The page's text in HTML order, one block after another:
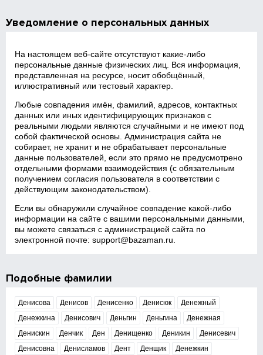
Уведомление о персональных данных
На настоящем веб‑сайте отсутствуют какие‑либо
персональные данные физических лиц. Вся информация,
представленная на ресурсе, носит обобщённый,
иллюстративный или тестовый характер.
Любые совпадения имён, фамилий, адресов, контактных
данных или иных идентифицирующих признаков с
реальными людьми являются случайными и не имеют под
собой фактической основы. Администрация сайта не
собирает, не хранит и не обрабатывает персональные
данные пользователей, если это прямо не предусмотрено
отдельными формами взаимодействия (с обязательным
получением согласия пользователя в соответствии с
действующим законодательством).
Если вы обнаружили случайное совпадение какой‑либо
информации на сайте с вашими персональными данными,
вы можете связаться с администрацией сайта по
электронной почте:support@bazaman.ru
Подобные фамилии
Денисова Денисов Денисенко Денисюк
Денежный
Денежкина
Денисович Деньгин Деньгина
Денежная
Денискин
Денчик Ден Денищенко Деникин
Денисевич
Денисовна
Денисламов Дент Денщик Денежкин